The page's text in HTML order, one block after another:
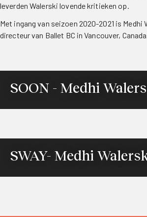
leverden Walerski lovende kritieken op.
Met ingang van seizoen 2020-2021 is
directeur van Ballet BC in Vancouver, Canada.
SOON - Medhi
SWAY- Medhi